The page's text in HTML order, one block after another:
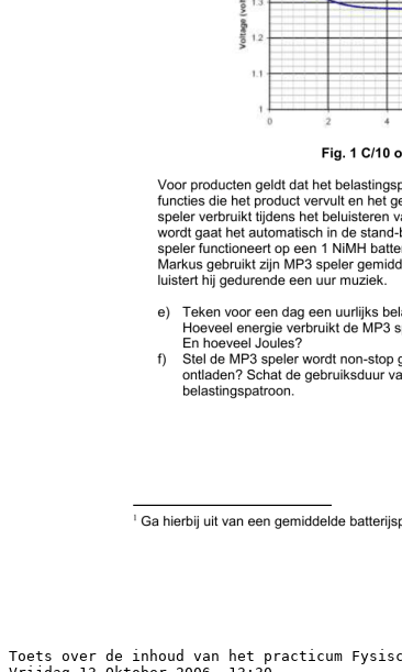
Toets over de inhoud van het practicum